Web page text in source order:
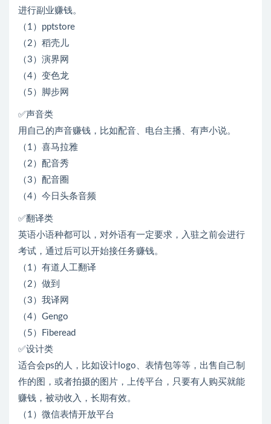
进行副业赚钱。
（1）pptstore
（2）稻壳儿
（3）演界网
（4）变色龙
（5）脚步网
✅声音类
用自己的声音赚钱，比如配音、电台主播、有声小说。
（1）喜马拉雅
（2）配音秀
（3）配音圈
（4）今日头条音频
✅翻译类
英语小语种都可以，对外语有一定要求，入驻之前会进行
考试，通过后可以开始接任务赚钱。
（1）有道人工翻译
（2）做到
（3）我译网
（4）Gengo
（5）Fiberead
✅设计类
适合会ps的人，比如设计logo、表情包等等，出售自己制
作的图，或者拍摄的图片，上传平台，只要有人购买就能
赚钱，被动收入，长期有效。
（1）微信表情开放平台